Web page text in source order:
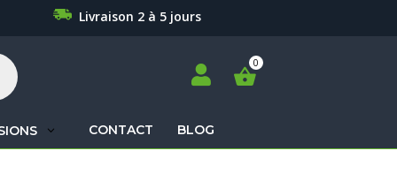
Livraison 2 à 5 jours

CONTACT BLOG